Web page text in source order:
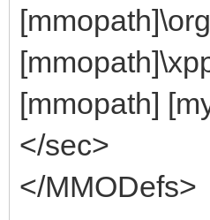
[mmopath]
</sec>
</MMODefs>